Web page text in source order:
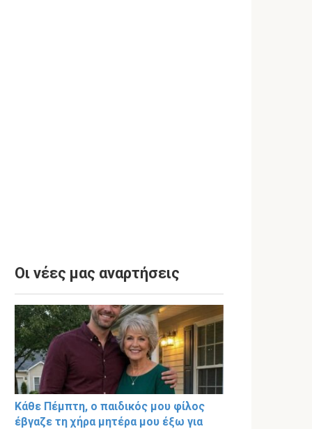
Οι νέες μας αναρτήσεις
Κάθε Πέμπτη, ο παιδικός μου φίλος
έβγαζε τη χήρα μητέρα μου έξω για